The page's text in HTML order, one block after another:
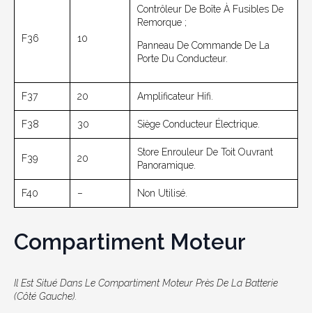
F36 10
Contrôleur De Boîte À Fusibles De
Remorque ;
Panneau De Commande De La
Porte Du Conducteur.
F37 20 Amplificateur Hifi.
F38 30 Siège Conducteur Électrique.
F39 20
Store Enrouleur De Toit Ouvrant
Panoramique.
F40 – Non Utilisé.
Compartiment Moteur
Il Est Situé Dans Le Compartiment Moteur Près De La Batterie
(côté Gauche).